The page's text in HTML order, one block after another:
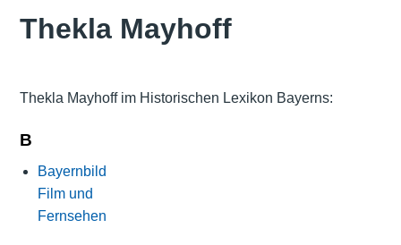
Thekla Mayhoff
Thekla Mayhoff im Historischen Lexikon Bayerns:
B
Bayernbild
Film und
Fernsehen